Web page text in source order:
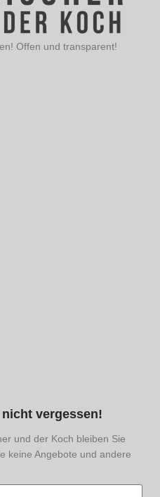
Offen und transparent!
vergessen!
und der Koch bleiben Sie
keine Angebote und andere